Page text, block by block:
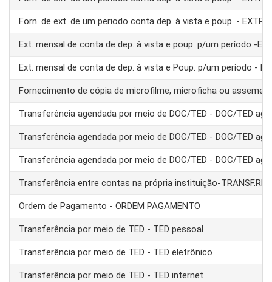
Forn. de ext. de um periodo conta dep. à vista e poup. -
Ext. mensal de conta de dep. à vista e poup. p/um período -
Ext. mensal de conta de dep. à vista e Poup. p/um período -
Fornecimento de cópia de microfilme, microficha ou
Transferência agendada por meio de DOC/TED - DOC/TED
Transferência agendada por meio de DOC/TED - DOC/TED
Transferência agendada por meio de DOC/TED - DOC/TED
Transferência entre contas na própria instituição-
Ordem de Pagamento - ORDEM PAGAMENTO
Transferência por meio de TED - TED pessoal
Transferência por meio de TED - TED eletrônico
Transferência por meio de TED - TED internet